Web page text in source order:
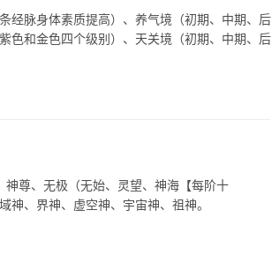
经脉身体素质提高）、养气境（初期、中期、后
色和金色四个级别）、天关境（初期、中期、后
尊、无极（无始、灵望、神海【每阶十
神、界神、虚空神、宇宙神、祖神。